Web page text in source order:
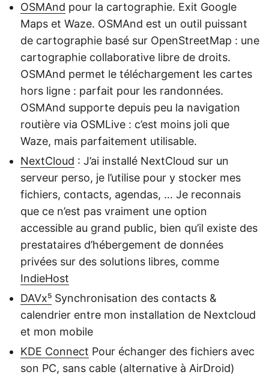
OSMAnd pour la cartographie. Exit Google
Maps et Waze. OSMAnd est un outil puissant
de cartographie basé sur OpenStreetMap : une
cartographie collaborative libre de droits.
OSMAnd permet le téléchargement les cartes
hors ligne : parfait pour les randonnées.
OSMAnd supporte depuis peu la navigation
routière via OSMLive : c’est moins joli que
Waze, mais parfaitement utilisable.
NextCloud : J’ai installé NextCloud sur un
serveur perso, je l’utilise pour y stocker mes
fichiers, contacts, agendas, … Je reconnais
que ce n’est pas vraiment une option
accessible au grand public, bien qu’il existe des
prestataires d’hébergement de données
privées sur des solutions libres, comme
IndieHost
DAVx⁵ Synchronisation des contacts &
calendrier entre mon installation de Nextcloud
et mon mobile
KDE Connect Pour échanger des fichiers avec
son PC, sans cable (alternative à AirDroid)